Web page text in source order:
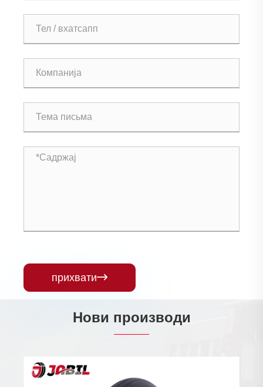
прихвати
Нови производи